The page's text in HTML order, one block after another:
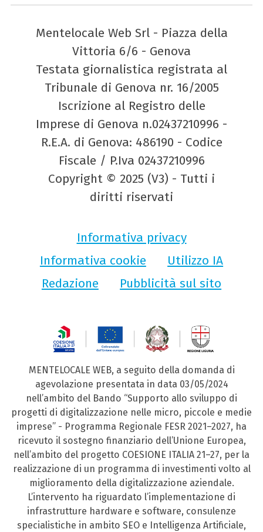
Mentelocale Web Srl - Piazza della
Vittoria 6/6 - Genova
Testata giornalistica registrata al
Tribunale di Genova nr. 16/2005
Iscrizione al Registro delle
Imprese di Genova n.02437210996 -
R.E.A. di Genova: 486190 - Codice
Fiscale / P.Iva 02437210996
Copyright © 2025 (V3) - Tutti i
diritti riservati
Informativa privacy
Informativa cookie
Utilizzo IA
Redazione
Pubblicità sul sito
MENTELOCALE WEB, a seguito della domanda di
agevolazione presentata in data 03/05/2024
nell’ambito del Bando “Supporto allo sviluppo di
progetti di digitalizzazione nelle micro, piccole e medie
imprese” - Programma Regionale FESR 2021–2027, ha
ricevuto il sostegno finanziario dell’Unione Europea,
nell’ambito del progetto COESIONE ITALIA 21–27, per la
realizzazione di un programma di investimenti volto al
miglioramento della digitalizzazione aziendale.
L’intervento ha riguardato l’implementazione di
infrastrutture hardware e software, consulenze
specialistiche in ambito SEO e Intelligenza Artificiale,